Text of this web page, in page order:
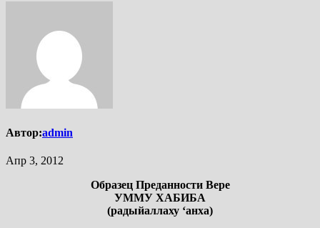
Автор:admin
Апр 3, 2012
Образец Преданности Вере
УММУ ХАБИБА
(радыйаллаху ‘анха)